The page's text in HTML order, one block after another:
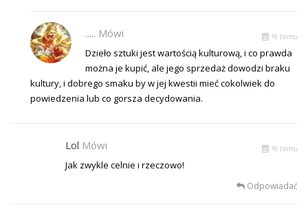
..... Mówi % temu
Dzieło sztuki jest wartością kulturową, i co prawda
można je kupić, ale jego sprzedaż dowodzi braku
kultury, i dobrego smaku by w jej kwestii mieć cokolwiek do
powiedzenia lub co gorsza decydowania.
Lol Mówi % temu
Jak zwykle celnie i rzeczowo!
Odpowiadać